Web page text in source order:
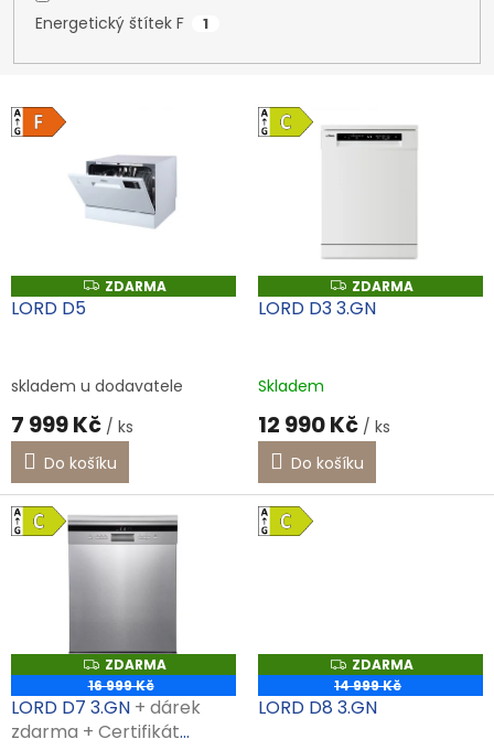
Energetický štítek F 1
V
o
d
ů
Z
D
ZDARMA
LORD D5
skladem u dodavatele
7 999 Kč / ks
Do košíku
Z
D
A
ZDARMA
LORD D3 3.GN
Skladem
12 990 Kč / ks
Do košíku
Z
D
A
R
M
A
ZDARMA
16 999 Kč
LORD D7 3.GN + dárek
zdarma + Certifikát
Z
D
A
R
ZDARMA
14 999 Kč
LORD D8 3.GN